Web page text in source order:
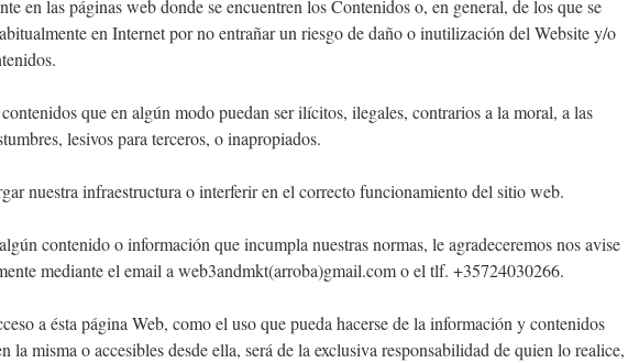
en las páginas web donde se encuentren los Contenidos o, en general, de los que se
en Internet por no entrañar un riesgo de daño o inutilización del Website y/o
que en algún modo puedan ser ilícitos, ilegales, contrarios a la moral, a las
lesivos para terceros, o inapropiados.
nuestra infraestructura o interferir en el correcto funcionamiento del sitio web.
contenido o información que incumpla nuestras normas, le agradeceremos nos avise
mediante el email a web3andmkt(arroba)gmail.com o el tlf. +35724030266.
a ésta página Web, como el uso que pueda hacerse de la información y contenidos
la misma o accesibles desde ella, será de la exclusiva responsabilidad de quien lo realice,